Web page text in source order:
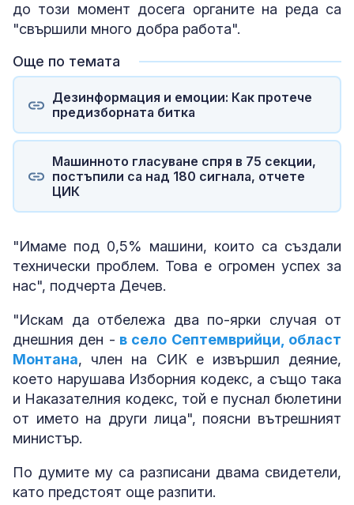
до този момент досега органите на реда са
"свършили много добра работа".
Още по темата
Дезинформация и емоции: Как протече
предизборната битка
Машинното гласуване спря в 75 секции,
постъпили са над 180 сигнала, отчете
ЦИК
"Имаме под 0,5% машини, които са създали
технически проблем. Това е огромен успех за
нас", подчерта Дечев.
"Искам да отбележа два по-ярки случая от
днешния ден - в село Септемврийци, област
Монтана, член на СИК е извършил деяние,
което нарушава Изборния кодекс, а също така
и Наказателния кодекс, той е пуснал бюлетини
от името на други лица", поясни вътрешният
министър.
По думите му са разписани двама свидетели,
като предстоят още разпити.